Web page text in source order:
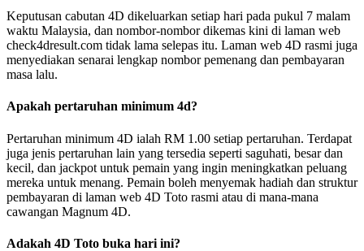
Keputusan cabutan 4D dikeluarkan setiap hari pada pukul 7 malam
waktu Malaysia, dan nombor-nombor dikemas kini di laman web
check4dresult.com tidak lama selepas itu. Laman web 4D rasmi juga
menyediakan senarai lengkap nombor pemenang dan pembayaran
masa lalu.
Apakah pertaruhan minimum 4d?
Pertaruhan minimum 4D ialah RM 1.00 setiap pertaruhan. Terdapat
juga jenis pertaruhan lain yang tersedia seperti saguhati, besar dan
kecil, dan jackpot untuk pemain yang ingin meningkatkan peluang
mereka untuk menang. Pemain boleh menyemak hadiah dan struktur
pembayaran di laman web 4D Toto rasmi atau di mana-mana
cawangan Magnum 4D.
Adakah 4D Toto buka hari ini?